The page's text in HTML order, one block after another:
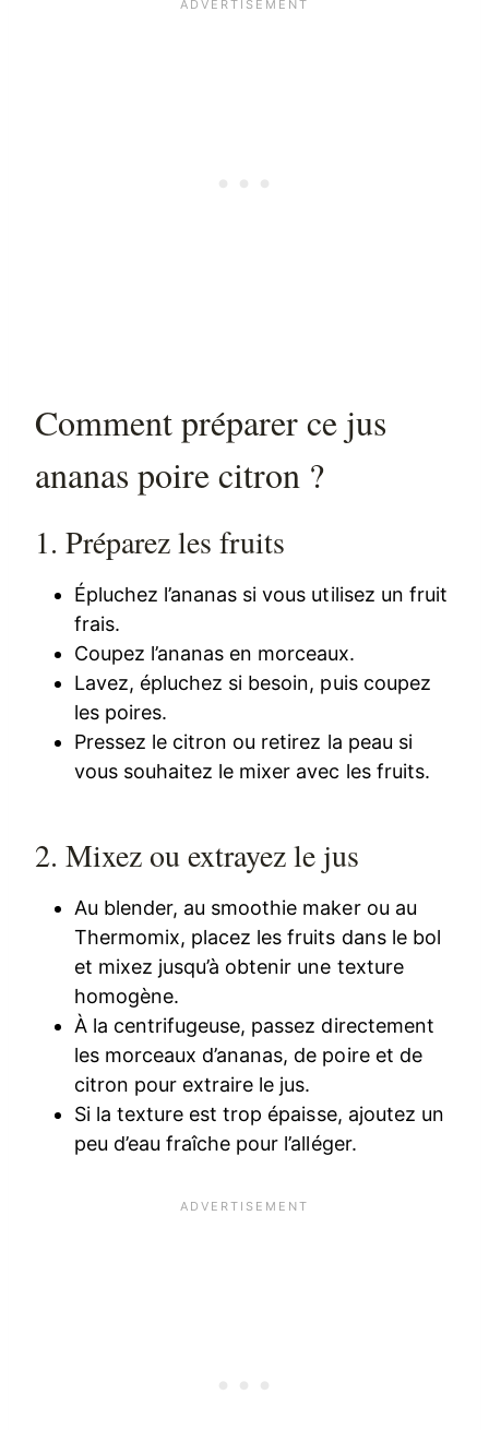
Comment préparer ce jus
ananas poire citron ?
1. Préparez les fruits
Épluchez l’ananas si vous utilisez un fruit
frais.
Coupez l’ananas en morceaux.
Lavez, épluchez si besoin, puis coupez
les poires.
Pressez le citron ou retirez la peau si
vous souhaitez le mixer avec les fruits.
2. Mixez ou extrayez le jus
Au blender, au smoothie maker ou au
Thermomix, placez les fruits dans le bol
et mixez jusqu’à obtenir une texture
homogène.
À la centrifugeuse, passez directement
les morceaux d’ananas, de poire et de
citron pour extraire le jus.
Si la texture est trop épaisse, ajoutez un
peu d’eau fraîche pour l’alléger.